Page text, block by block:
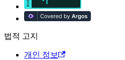
법적 고지
개인 정보